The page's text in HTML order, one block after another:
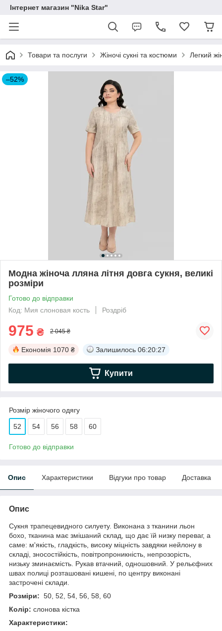
Інтернет магазин "Nika Star"
Товари та послуги Жіночі сукні та костюми Легкий
–52%
Модна жіноча лляна літня довга сукня, великі
розміри
Готово до відправки
Код: Мия слоновая кость
Роздріб
975 ₴ 2 045 ₴
Економія 1070 ₴ Залишилось 06:20:27
Купити
Розмір жіночого одягу
52 54 56 58 60
Готово до відправки
Опис Характеристики Відгуки про товар Доставка
Опис
Сукня трапецевидного силуету. Виконана з тканини льон
бохо, тканина має змішаний склад, що дає їй низку переваг, а
саме: м'якість, гладкість, високу міцність завдяки нейлону в
складі, зносостійкість, повітропроникність, непрозорість,
низьку зминаємість. Рукав втачний, одношовний. У рельєфних
швах полиці розташовані кишені, по центру виконані
застрочені склади.
Розміри: 50, 52, 54, 56, 58, 60
Колір: слонова кістка
Характеристики: